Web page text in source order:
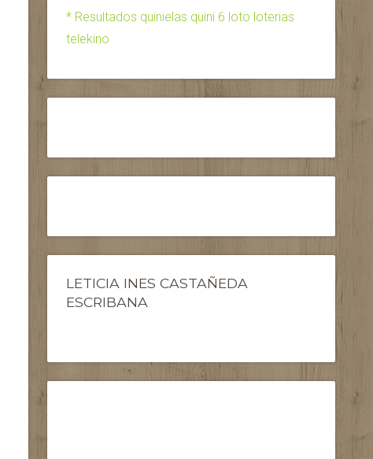
* Resultados quinielas quini 6 loto loterias
telekino
LETICIA INES CASTAÑEDA
ESCRIBANA